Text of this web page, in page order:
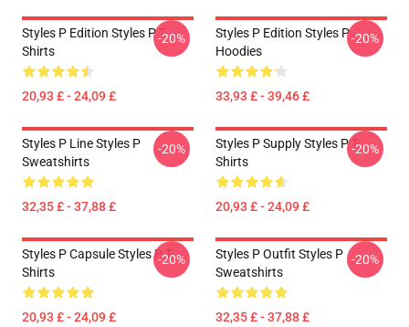
Styles P Edition Styles P T-
Shirts
20,93 £ - 24,09 £
-20%
Styles P Edition Styles P
Hoodies
33,93 £ - 39,46 £
-20%
Styles P Line Styles P
Sweatshirts
32,35 £ - 37,88 £
-20%
Styles P Supply Styles P T-
Shirts
20,93 £ - 24,09 £
-20%
Styles P Capsule Styles P T-
Shirts
20,93 £ - 24,09 £
-20%
Styles P Outfit Styles P
Sweatshirts
32,35 £ - 37,88 £
-20%